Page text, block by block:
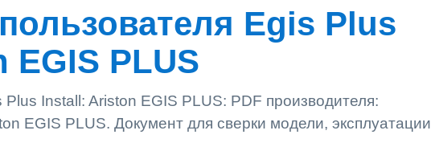
Egis Plus
PLUS
Plus Install: Ariston EGIS PLUS: PDF производителя:
EGIS PLUS. Документ для сверки модели, эксплуатации